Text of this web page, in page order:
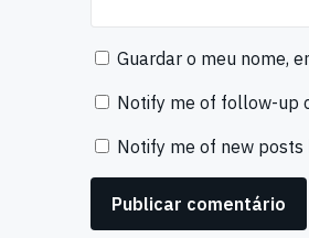
Guardar o meu nome,
Notify me of follow-up
Notify me of new posts